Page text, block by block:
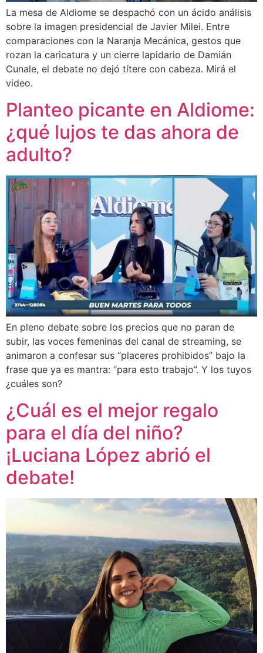
La mesa de Aldiome se despachó con un ácido análisis
sobre la imagen presidencial de Javier Milei. Entre
comparaciones con la Naranja Mecánica, gestos que
rozan la caricatura y un cierre lapidario de Damián
Cunale, el debate no dejó títere con cabeza. Mirá el
video.
Planteo picante en Aldiome:
¿qué lujos te das ahora de
adulto?
En pleno debate sobre los precios que no paran de
subir, las voces femeninas del canal de streaming, se
animaron a confesar sus “placeres prohibidos” bajo la
frase que ya es mantra: “para esto trabajo”. Y los tuyos
¿cuáles son?
¿Cuál es el mejor regalo
para el día del niño?
¡Luciana López abrió el
debate!